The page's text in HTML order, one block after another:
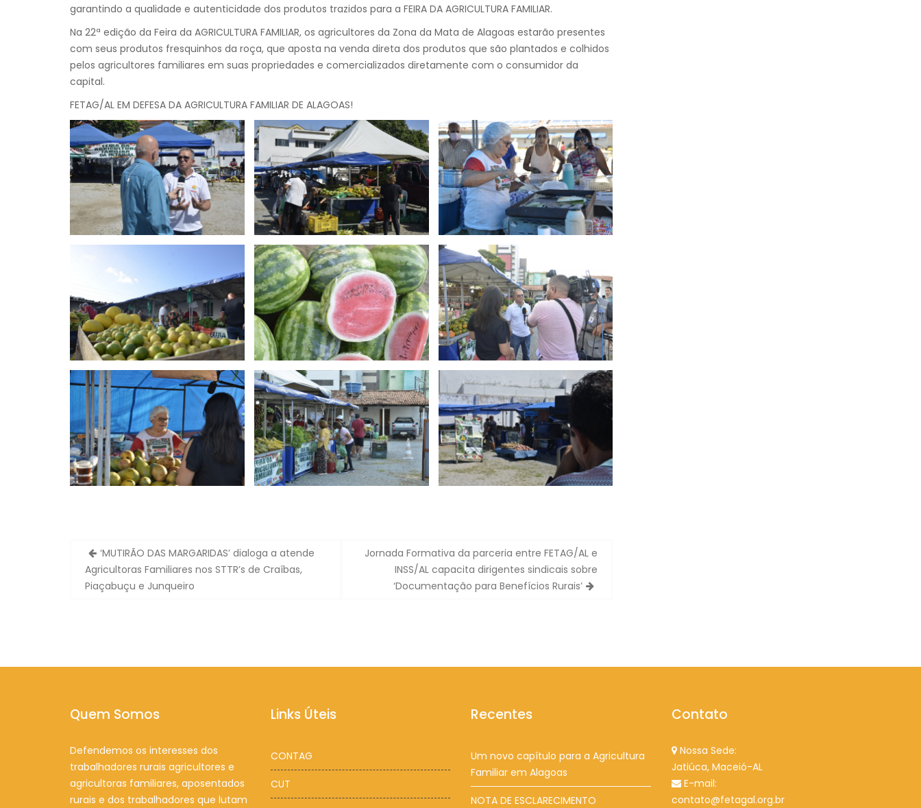
garantindo a qualidade e autenticidade dos produtos trazidos para a FEIRA DA AGRICULTURA FAMILIAR.
Na 22ª edição da Feira da AGRICULTURA FAMILIAR, os agricultores da Zona da Mata de Alagoas estarão presentes
com seus produtos fresquinhos da roça, que aposta na venda direta dos produtos que são plantados e colhidos
pelos agricultores familiares em suas propriedades e comercializados diretamente com o consumidor da
capital.
FETAG/AL EM DEFESA DA AGRICULTURA FAMILIAR DE ALAGOAS!
Navegação
de
Post
‘MUTIRÃO DAS MARGARIDAS’ dialoga a atende
Agricultoras Familiares nos STTR’s de Craíbas,
Piaçabuçu e Junqueiro
Jornada Formativa da parceria entre FETAG/AL e
INSS/AL capacita dirigentes sindicais sobre
‘Documentação para Benefícios Rurais’
Quem Somos
Defendemos os interesses dos
trabalhadores rurais agricultores e
agricultoras familiares, aposentados
rurais e dos trabalhadores que lutam
Links Úteis
CONTAG
CUT
Recentes
Um novo capítulo para a Agricultura
Familiar em Alagoas
NOTA DE ESCLARECIMENTO
Contato
Nossa Sede:
Jatiúca, Maceió-AL
E-mail:
contato@fetagal.org.br